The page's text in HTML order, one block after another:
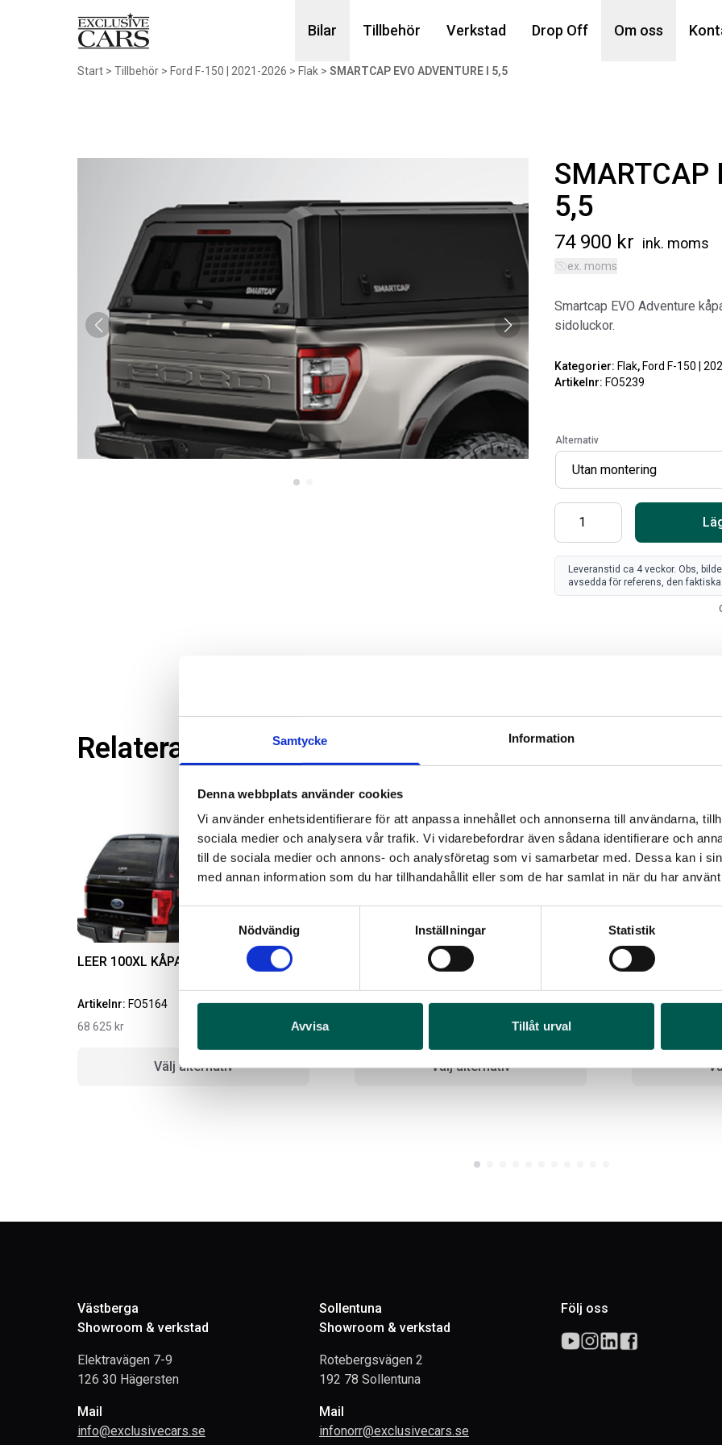
Samtycke Information
Denna webbplats använder cookies
Vi använder enhetsidentifierare för att anpassa innehållet och annonserna till användarna,
sociala medier och analysera vår trafik. Vi vidarebefordrar även sådana identifierare och
till de sociala medier och annons- och analysföretag som vi samarbetar med. Dessa kan i
med annan information som du har tillhandahållit eller som de har samlat in när du har
Nödvändig
Inställningar Statistik
Avvisa Tillåt urval
Bilar Tillbehör Verkstad Drop Off Om oss Din
Start > Tillbehör > Ford F-150 | 2021-2026 > Flak > SMARTCAP EVO ADVENTURE I 5,5
SMARTCAP
5,5
74 900 kr ink. moms
ex. moms
Smartcap EVO Adventure
sidoluckor.
Kategorier: Flak, Ford F-150 |
Artikelnr: FO5239
Alternativ
Leveranstid ca 4 veckor. Obs,
avsedda för referens, den
Relaterade produkter
LEER 100XL KÅPA 5,5
Artikelnr: FO5164
68 625 kr
Välj alternativ
LEER 100XR KÅPA 5,5
Artikelnr:FO5166
Välj alternativ
AMP
Artikelnr:FO5234
Västberga
Showroom & verkstad
Elektravägen 7-9
126 30 Hägersten
Mail
info@exclusivecars.se
Sollentuna
Showroom & verkstad
Rotebergsvägen 2
192 78 Sollentuna
Mail
infonorr@exclusivecars.se
Följ oss